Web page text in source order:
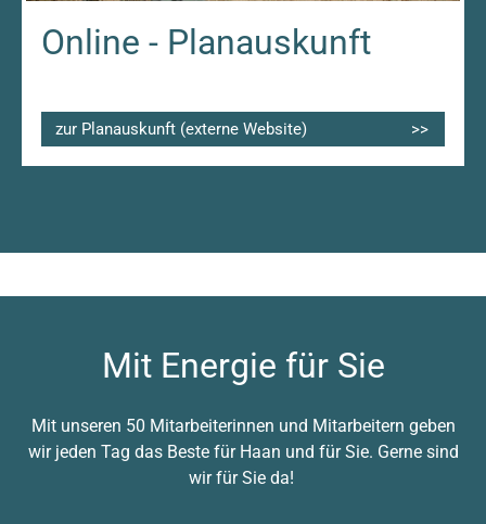
Online - Planauskunft
zur Planauskunft (externe Website)
Mit Energie für Sie
Mit unseren 50 Mitarbeiterinnen und Mitarbeitern geben
wir jeden Tag das Beste für Haan und für Sie. Gerne sind
wir für Sie da!